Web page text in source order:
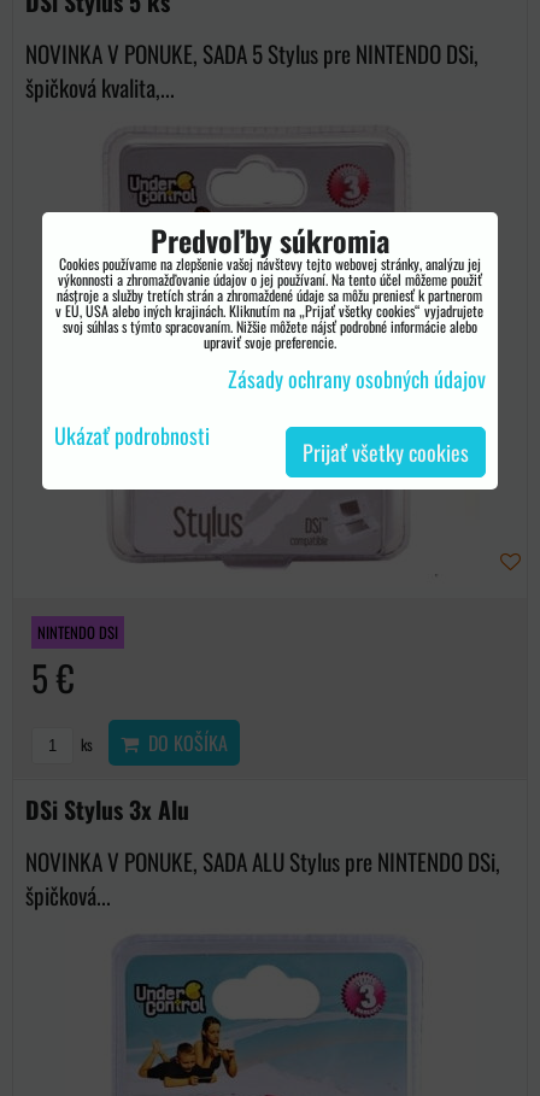
NOVINKA V PONUKE, SADA 5 Stylus pre NINTENDO DSi,
špičková kvalita,...
NINTENDO DSI
5 €
ks DO KOŠÍKA
DSi Stylus 3x Alu
NOVINKA V PONUKE, SADA ALU Stylus pre NINTENDO DSi,
špičková...
Predvoľby súkromia
Cookies používame na zlepšenie vašej návštevy tejto webovej stránky, analýzu jej
výkonnosti a zhromažďovanie údajov o jej používaní. Na tento účel môžeme použiť
nástroje a služby tretích strán a zhromaždené údaje sa môžu preniesť k partnerom
v EÚ, USA alebo iných krajinách. Kliknutím na „Prijať všetky cookies“ vyjadrujete
svoj súhlas s týmto spracovaním. Nižšie môžete nájsť podrobné informácie alebo
upraviť svoje preferencie.
Zásady ochrany osobných údajov
Ukázať podrobnosti
Prijať všetky cookies